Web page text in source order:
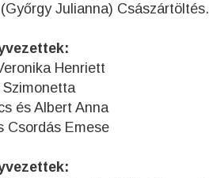
Julianna) Császártöltés.
Henriett
Anna
Emese